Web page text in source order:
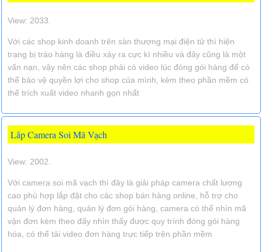
View: 2033.
Với các shop kinh doanh trên sàn thương mại điện tử thì hiện
trạng bị tráo hàng là điều xảy ra cực kì nhiều và đây cũng là một
vấn nạn, vậy nên các shop phải có video lúc đóng gói hàng để có
thể bảo vệ quyền lợi cho shop của mình, kèm theo phần mềm có
thể trích xuất video nhanh gọn nhất
Lắp Camera Soi Mã Vạch
View: 2002.
Với camera soi mã vạch thì đây là giải pháp camera chất lượng
cao phù hợp lắp đặt cho các shop bán hàng online, hỗ trợ cho
quản lý đơn hàng, quản lý đơn gói hàng, camera có thể nhìn mã
vận đơn kèm theo đấy nhìn thấy được quy trình đóng gói hàng
hóa, có thể tải video đơn hàng trực tiếp trên phần mềm